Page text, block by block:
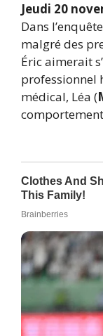
Jeudi 20
Dans
malgré des
Éric aimerait
professionnel
médical, Léa (